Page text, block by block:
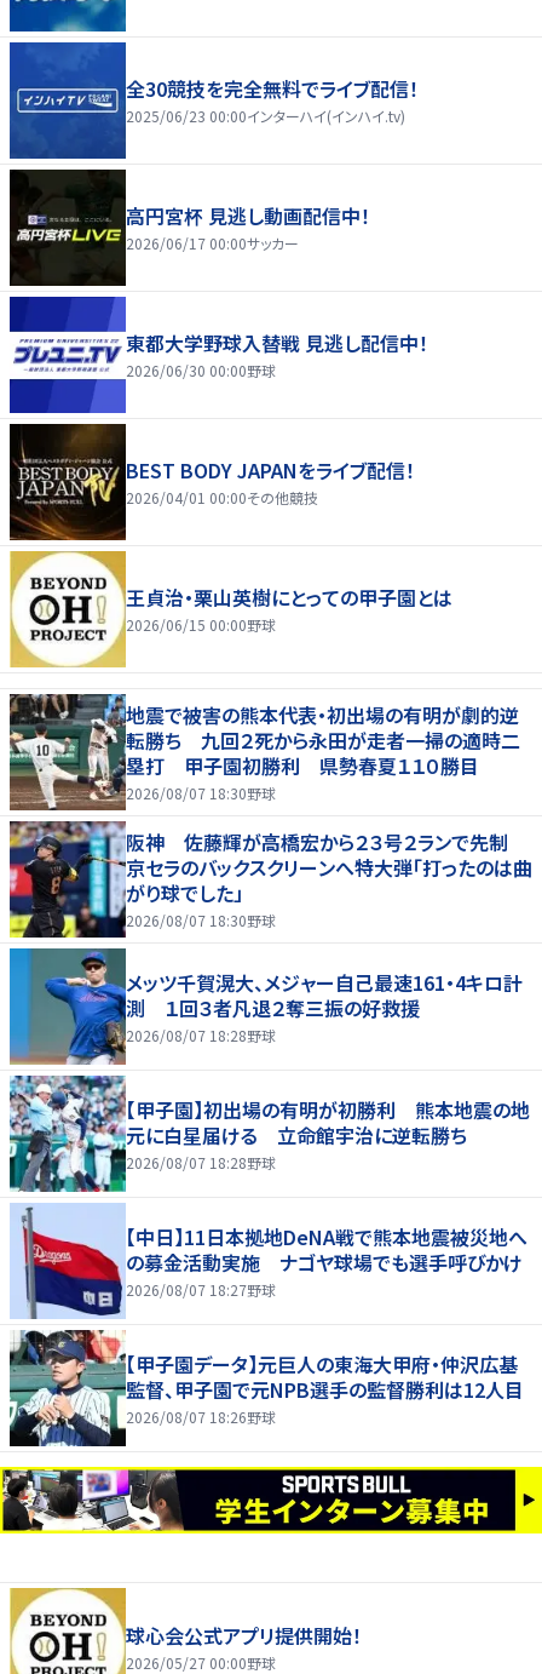
全30競技を完全無料でライブ配信！
2025/06/23 00:00インターハイ(インハイ.tv)
高円宮杯 見逃し動画配信中！
2026/06/17 00:00サッカー
東都大学野球入替戦 見逃し配信中！
2026/06/30 00:00野球
BEST BODY JAPANをライブ配信！
2026/04/01 00:00その他競技
王貞治・栗山英樹にとっての甲子園とは
2026/06/15 00:00野球
地震で被害の熊本代表・初出場の有明が劇的逆
転勝ち 九回２死から永田が走者一掃の適時二
塁打 甲子園初勝利 県勢春夏１１０勝目
2026/08/07 18:30野球
阪神 佐藤輝が高橋宏から２３号２ランで先制
京セラのバックスクリーンへ特大弾「打ったのは曲
がり球でした」
2026/08/07 18:30野球
メッツ千賀滉大、メジャー自己最速161・4キロ計
測 １回３者凡退２奪三振の好救援
2026/08/07 18:28野球
【甲子園】初出場の有明が初勝利 熊本地震の地
元に白星届ける 立命館宇治に逆転勝ち
2026/08/07 18:28野球
【中日】11日本拠地DeNA戦で熊本地震被災地へ
の募金活動実施 ナゴヤ球場でも選手呼びかけ
2026/08/07 18:27野球
【甲子園データ】元巨人の東海大甲府・仲沢広基
監督、甲子園で元NPB選手の監督勝利は12人目
2026/08/07 18:26野球
球心会公式アプリ提供開始！
2026/05/27 00:00野球